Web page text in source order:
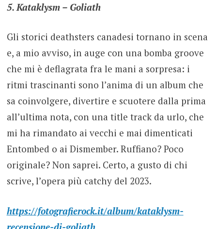
5. Kataklysm – Goliath
Gli storici deathsters canadesi tornano in scena
e, a mio avviso, in auge con una bomba groove
che mi è deflagrata fra le mani a sorpresa: i
ritmi trascinanti sono l’anima di un album che
sa coinvolgere, divertire e scuotere dalla prima
all’ultima nota, con una title track da urlo, che
mi ha rimandato ai vecchi e mai dimenticati
Entombed o ai Dismember. Ruffiano? Poco
originale? Non saprei. Certo, a gusto di chi
scrive, l’opera più catchy del 2023.
https://fotografierock.it/album/kataklysm-